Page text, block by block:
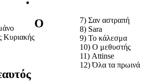
Κυριακής
7) Σαν αστραπή
8) Sara
9) Το κάλεσμα
10) Ο μεθυστής
11) Attinse
12) Όλα τα πρωινά
Ο